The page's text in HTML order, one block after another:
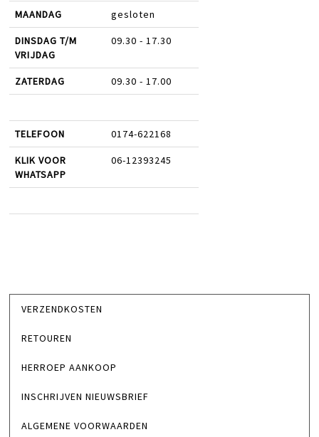
MAANDAG gesloten
DINSDAG T/M
VRIJDAG
09.30 - 17.30
ZATERDAG 09.30 - 17.00
TELEFOON 0174-622168
KLIK VOOR
WHATSAPP
06-12393245
VERZENDKOSTEN
RETOUREN
HERROEP AANKOOP
INSCHRIJVEN NIEUWSBRIEF
ALGEMENE VOORWAARDEN